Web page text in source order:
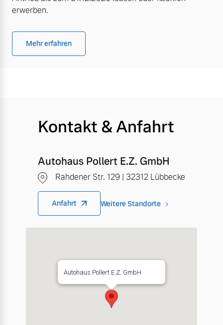
erwerben.
Mehr erfahren
Kontakt & Anfahrt
Autohaus Pollert E.Z. GmbH
Rahdener Str. 129 | 32312 Lübbecke
Anfahrt Weitere Standorte
Autohaus Pollert E.Z. GmbH